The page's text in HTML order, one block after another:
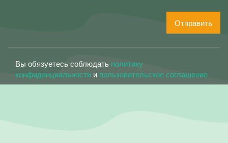
Отправить
Вы обязуетесь соблюдать политику
конфиденциальности и пользовательское соглашение